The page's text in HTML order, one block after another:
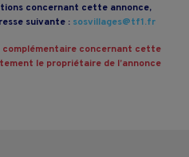
concernant cette annonce,
suivante : sosvillages@tf1.fr
complémentaire concernant cette
le propriétaire de l’annonce